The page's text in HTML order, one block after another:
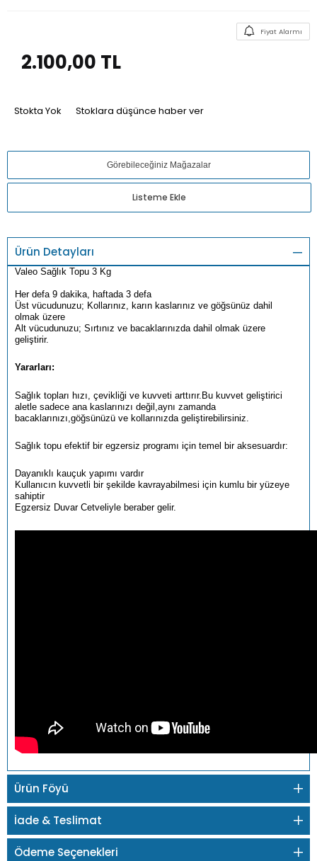
Fiyat Alarmı
2.100,00 TL
Stokta Yok Stoklara düşünce haber ver
Görebileceğiniz Mağazalar
Listeme Ekle
Ürün Detayları
Valeo Sağlık Topu 3 Kg
Her defa 9 dakika, haftada 3 defa
Üst vücudunuzu; Kollarınız, karın kaslarınız ve göğsünüz dahil
olmak üzere
Alt vücudunuzu; Sırtınız ve bacaklarınızda dahil olmak üzere
geliştirir.
Yararları:
Sağlık topları hızı, çevikliği ve kuvveti arttırır.Bu kuvvet geliştirici
aletle sadece ana kaslarınızı değil,aynı zamanda
bacaklarınızı,göğsünüzü ve kollarınızda geliştirebilirsiniz.
Sağlık topu efektif bir egzersiz programı için temel bir aksesuardır:
Dayanıklı kauçuk yapımı vardır
Kullanıcın kuvvetli bir şekilde kavrayabilmesi için kumlu bir yüzeye
sahiptir
Egzersiz Duvar Cetveliyle beraber gelir.
Ürün Föyü
İade & Teslimat
Ödeme Seçenekleri